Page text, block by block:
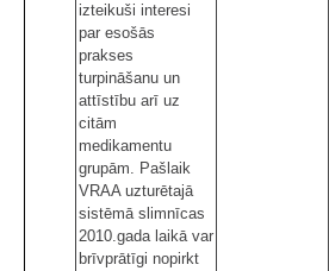
izteikuši interesi
par esošās
prakses
turpināšanu un
attīstību arī uz
citām
medikamentu
grupām. Pašlaik
VRAA uzturētajā
sistēmā slimnīcas
2010.gada laikā var
brīvprātīgi nopirkt